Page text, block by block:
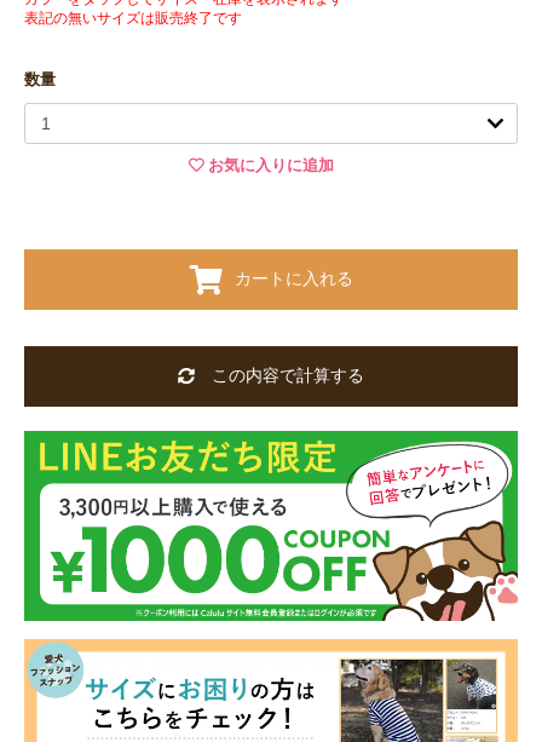
表記の無いサイズは販売終了です
数量
お気に入りに追加
カートに入れる
この内容で計算する